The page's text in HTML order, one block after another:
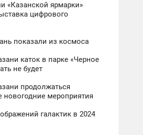
«Казанской ярмарки»
цифрового
показали из космоса
каток в парке «Черное
не будет
продолжаться
новогодние мероприятия
галактик в 2024